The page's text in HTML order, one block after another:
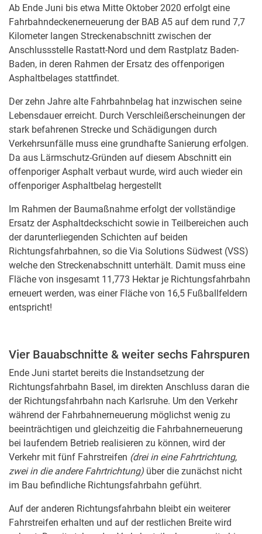
Ab Ende Juni bis etwa Mitte Oktober 2020 erfolgt eine
Fahrbahndeckenerneuerung der BAB A5 auf dem rund 7,7
Kilometer langen Streckenabschnitt zwischen der
Anschlussstelle Rastatt-Nord und dem Rastplatz Baden-
Baden, in deren Rahmen der Ersatz des offenporigen
Asphaltbelages stattfindet.
Der zehn Jahre alte Fahrbahnbelag hat inzwischen seine
Lebensdauer erreicht. Durch Verschleißerscheinungen der
stark befahrenen Strecke und Schädigungen durch
Verkehrsunfälle muss eine grundhafte Sanierung erfolgen.
Da aus Lärmschutz-Gründen auf diesem Abschnitt ein
offenporiger Asphalt verbaut wurde, wird auch wieder ein
offenporiger Asphaltbelag hergestellt
Im Rahmen der Baumaßnahme erfolgt der vollständige
Ersatz der Asphaltdeckschicht sowie in Teilbereichen auch
der darunterliegenden Schichten auf beiden
Richtungsfahrbahnen, so die Via Solutions Südwest (VSS)
welche den Streckenabschnitt unterhält. Damit muss eine
Fläche von insgesamt 11,773 Hektar je Richtungsfahrbahn
erneuert werden, was einer Fläche von 16,5 Fußballfeldern
entspricht!
Vier Bauabschnitte & weiter sechs Fahrspuren
Ende Juni startet bereits die Instandsetzung der
Richtungsfahrbahn Basel, im direkten Anschluss daran die
der Richtungsfahrbahn nach Karlsruhe. Um den Verkehr
während der Fahrbahnerneuerung möglichst wenig zu
beeinträchtigen und gleichzeitig die Fahrbahnerneuerung
bei laufendem Betrieb realisieren zu können, wird der
Verkehr mit fünf Fahrstreifen (drei in eine Fahrtrichtung,
zwei in die andere Fahrtrichtung) über die zunächst nicht
im Bau befindliche Richtungsfahrbahn geführt.
Auf der anderen Richtungsfahrbahn bleibt ein weiterer
Fahrstreifen erhalten und auf der restlichen Breite wird